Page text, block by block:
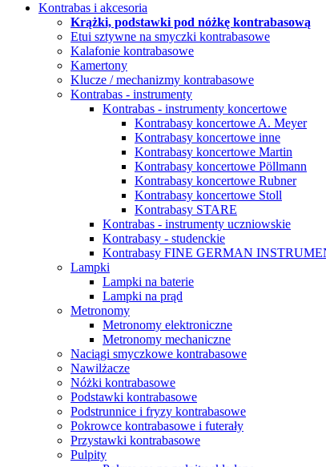
Kontrabas i akcesoria
Krążki, podstawki pod nóżkę kontrabasową
Etui sztywne na smyczki kontrabasowe
Kalafonie kontrabasowe
Kamertony
Klucze / mechanizmy kontrabasowe
Kontrabas - instrumenty
Kontrabas - instrumenty koncertowe
Kontrabasy koncertowe A. Meyer
Kontrabasy koncertowe inne
Kontrabasy koncertowe Martin
Kontrabasy koncertowe Pöllmann
Kontrabasy koncertowe Rubner
Kontrabasy koncertowe Stoll
Kontrabasy STARE
Kontrabas - instrumenty uczniowskie
Kontrabasy - studenckie
Kontrabasy FINE GERMAN
Lampki
Lampki na baterie
Lampki na prąd
Metronomy
Metronomy elektroniczne
Metronomy mechaniczne
Naciągi smyczkowe kontrabasowe
Nawilżacze
Nóżki kontrabasowe
Podstawki kontrabasowe
Podstrunnice i fryzy kontrabasowe
Pokrowce kontrabasowe i futerały
Przystawki kontrabasowe
Pulpity